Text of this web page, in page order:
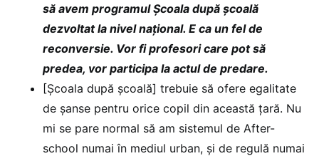
să avem programul Școala după școală
dezvoltat la nivel național. E ca un fel de
reconversie. Vor fi profesori care pot să
predea, vor participa la actul de predare.
[Școala după școală] trebuie să ofere egalitate
de șanse pentru orice copil din această țară. Nu
mi se pare normal să am sistemul de After-
school numai în mediul urban, și de regulă numai